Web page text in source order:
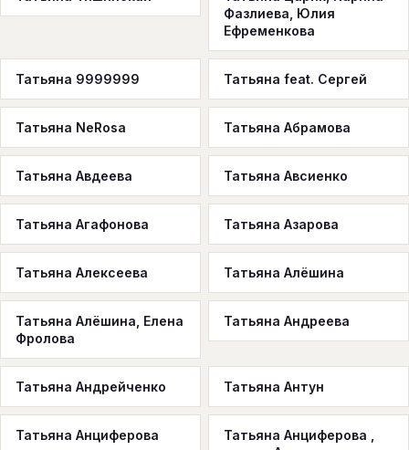
Фазлиева, Юлия
Ефременкова
Татьяна 9999999 Татьяна feat. Сергей
Татьяна NeRosa Татьяна Абрамова
Татьяна Авдеева Татьяна Авсиенко
Татьяна Агафонова Татьяна Азарова
Татьяна Алексеева Татьяна Алёшина
Татьяна Алёшина, Елена
Фролова
Татьяна Андреева
Татьяна Андрейченко Татьяна Антун
Татьяна Анциферова
Татьяна Анциферова ,